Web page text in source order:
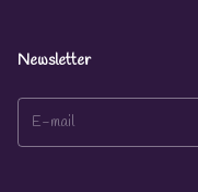
Newsletter